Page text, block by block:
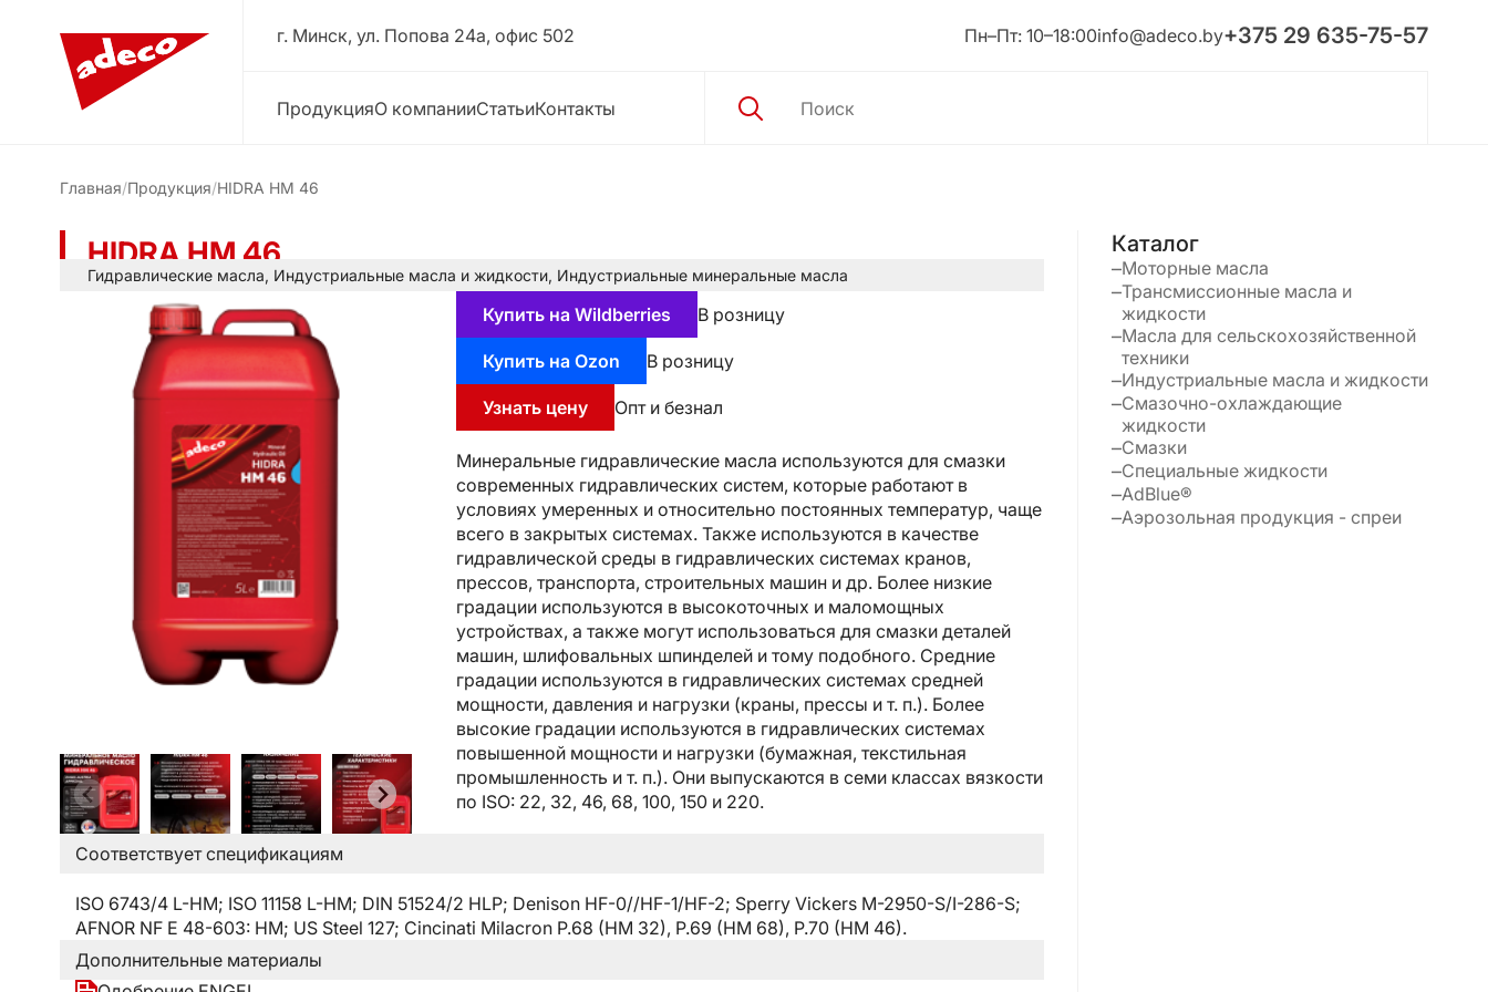
г. Минск, ул. Попова 24a, офис 502 Пн–Пт: 10–18:00info@adeco.by+375 29 635-75-57
ПродукцияО компанииСтатьиКонтакты
Главная Продукция HIDRA HM 46
HIDRA HM 46
Гидравлические масла, Индустриальные масла и жидкости, Индустриальные минеральные масла
Купить на Wildberries В розницу
Купить на Ozon В розницу
Узнать цену Опт и безнал
Минеральные гидравлические масла используются для смазки
современных гидравлических систем, которые работают в
условиях умеренных и относительно постоянных температур, чаще
всего в закрытых системах. Также используются в качестве
гидравлической среды в гидравлических системах кранов,
прессов, транспорта, строительных машин и др. Более низкие
градации используются в высокоточных и маломощных
устройствах, а также могут использоваться для смазки деталей
машин, шлифовальных шпинделей и тому подобного. Средние
градации используются в гидравлических системах средней
мощности, давления и нагрузки (краны, прессы и т. п.). Более
высокие градации используются в гидравлических системах
повышенной мощности и нагрузки (бумажная, текстильная
промышленность и т. п.). Они выпускаются в семи классах вязкости
по ISO: 22, 32, 46, 68, 100, 150 и 220.
Соответствует спецификациям
ISO 6743/4 L-HM; ISO 11158 L-HM; DIN 51524/2 HLP; Denison HF-0//HF-1/HF-2; Sperry Vickers M-2950-S/I-286-S;
AFNOR NF E 48-603: HM; US Steel 127; Cincinati Milacron P.68 (HM 32), P.69 (HM 68), P.70 (HM 46).
Дополнительные материалы
Каталог
Моторные масла
Трансмиссионные масла и
жидкости
Масла для сельскохозяйственной
техники
Индустриальные масла и жидкости
Смазочно-охлаждающие
жидкости
Смазки
Специальные жидкости
AdBlue®
Аэрозольная продукция - спреи